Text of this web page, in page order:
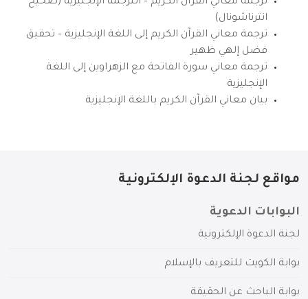
انترناشونال)
ترجمة معاني القرآن الكريم إلى اللغة الإنجليزية – تحقيق
فضل إلهي ظهير
ترجمة معاني سورة الفاتحة مع الزهراوين إلى اللغة
الإنجليزية
بيان معاني القرآن الكريم باللغة الإنجليزية
مواقع لجنة الدعوة الإلكترونية
البوابات الدعوية
لجنة الدعوة الإلكترونية
بوابة الكويت للتعريف بالإسلام
بوابة الباحث عن الحقيقة